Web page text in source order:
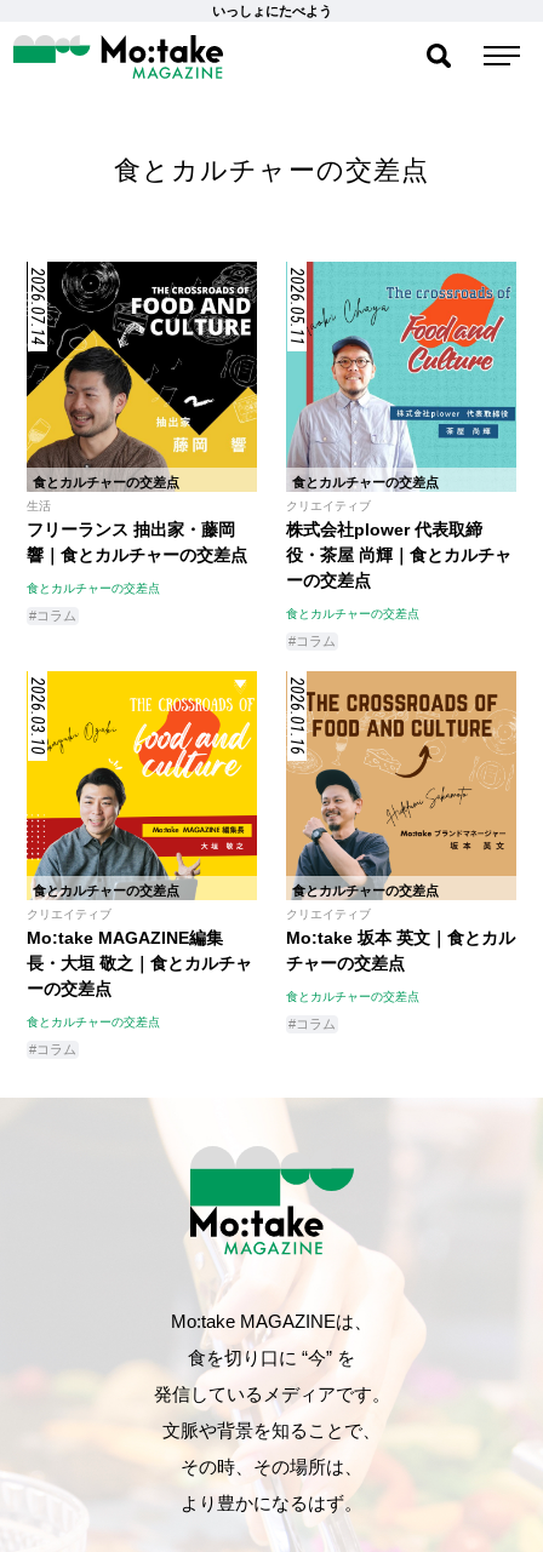
いっしょにたべよう
食とカルチャーの交差点
2026.07.14
食とカルチャーの交差点
生活
フリーランス 抽出家・藤岡
響｜食とカルチャーの交差点
食とカルチャーの交差点
#コラム
2026.05.11
食とカルチャーの交差点
クリエイティブ
株式会社plower 代表取締
役・茶屋 尚輝｜食とカルチャ
ーの交差点
食とカルチャーの交差点
#コラム
2026.03.10
食とカルチャーの交差点
クリエイティブ
Mo:take MAGAZINE編集
長・大垣 敬之｜食とカルチャ
ーの交差点
食とカルチャーの交差点
#コラム
2026.01.16
食とカルチャーの交差点
クリエイティブ
Mo:take 坂本 英文｜食とカル
チャーの交差点
食とカルチャーの交差点
#コラム
Mo:take MAGAZINEは、
食を切り口に “今” を
発信しているメディアです。
文脈や背景を知ることで、
その時、その場所は、
より豊かになるはず。